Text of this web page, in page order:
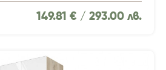
149.81 € / 293.00 лв.